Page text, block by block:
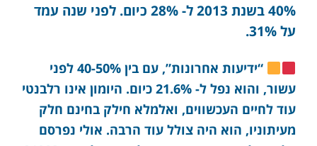
40% בשנת 2013 ל- 28% כיום. לפני שנה עמד
על 31%.
“ידיעות אחרונות”, עם בין 40-50% לפני
עשור, והוא נפל ל- 21.6% כיום. היומון אינו רלבנטי
עוד לחיים העכשווים, ואלמלא חילק בחינם חלק
מעיתוניו, הוא היה צולל עוד הרבה. אולי נפרסם